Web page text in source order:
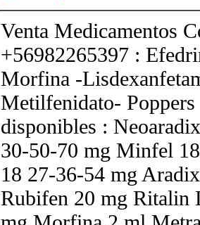
Venta Medicamentos
+56982265397 :
Morfina -
Metilfenidato-
disponibles :
30-50-70 mg Minfel
18 27-36-54 mg
Rubifen 20 mg Ritalin